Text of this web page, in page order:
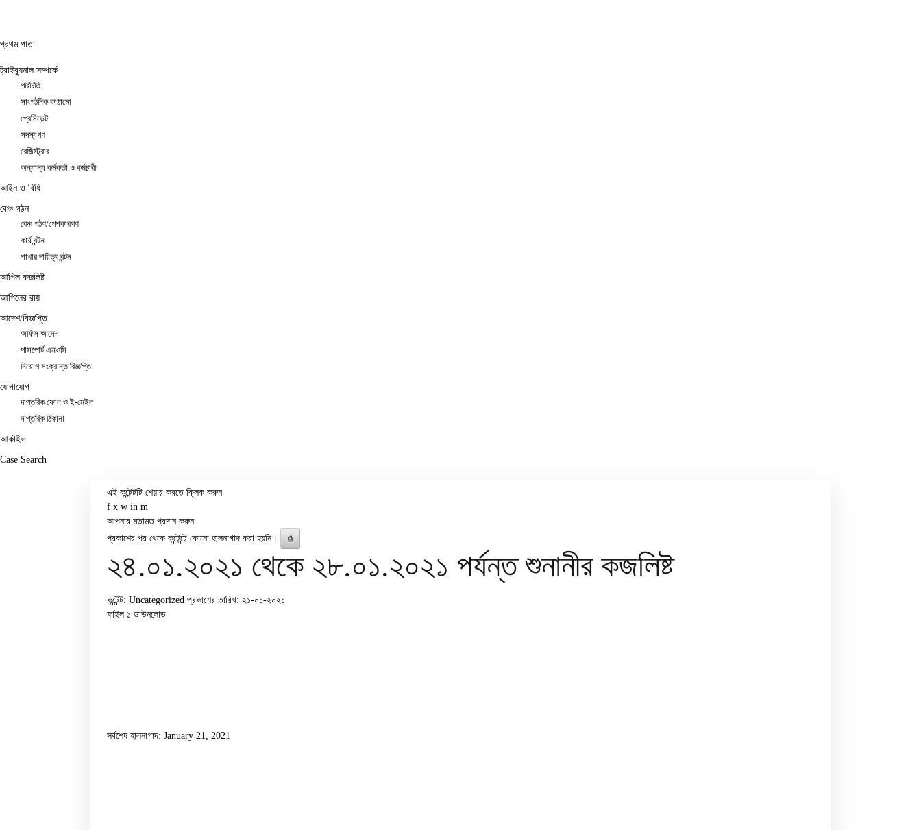
প্রথম পাতা
ট্রাইব্যুনাল সম্পর্কে
পরিচিতি
সাংগঠনিক কাঠামো
প্রেসিডেন্ট
সদস্যগণ
রেজিস্ট্রার
অন্যান্য কর্মকর্তা ও কর্মচারী
আইন ও বিধি
বেঞ্চ গঠন
বেঞ্চ গঠণ/পেশকারগণ
কার্য বন্টন
শাখার দায়িত্ব বন্টন
আপিল কজলিষ্ট
আপিলের রায়
আদেশ/বিজ্ঞপ্তি
অফিস আদেশ
পাসপোর্ট এনওসি
নিয়োগ সংক্রান্ত বিজ্ঞপ্তি
যোগাযোগ
দাপ্তরিক ফোন ও ই-মেইল
দাপ্তরিক ঠিকানা
আর্কাইভ
Case Search
এই কন্টেন্টটি শেয়ার করতে ক্লিক করুন
f x w in m
আপনার মতামত প্রদান করুন
প্রকাশের পর থেকে কন্টেন্টে কোনো হালনাগাদ করা হয়নি।
⎙
২৪.০১.২০২১ থেকে ২৮.০১.২০২১ পর্যন্ত শুনানীর কজলিষ্ট
কন্টেন্ট: Uncategorized প্রকাশের তারিখ: ২১-০১-২০২১
ফাইল ১ ডাউনলোড
সর্বশেষ হালনাগাদ: January 21, 2021